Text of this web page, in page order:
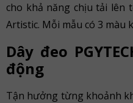
cho khả năng chịu tải lên
Artistic. Mỗi mẫu có 3 màu
Dây đeo
động
Tận hưởng từng khoảnh